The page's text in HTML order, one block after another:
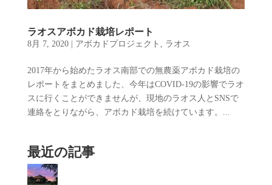
ラオスアボカド栽培レポート
8月 7, 2020| アボカドプロジェクト ラオス
2017年から始めたラオス南部での無農薬アボカド栽培の
レポートをまとめました、今年はCOVID-19の影響でラオ
スに行くことができませんが、現地のラオス人とSNSで
連絡をとりながら、アボカド栽培を続けています。...
最近の記事